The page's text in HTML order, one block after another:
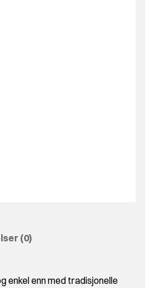
(0)
enkel enn med tradisjonelle